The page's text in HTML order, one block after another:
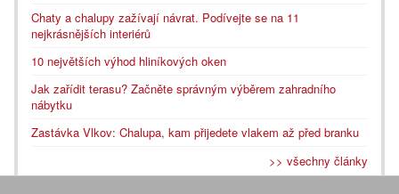
Chaty a chalupy zažívají návrat. Podívejte se na 11
nejkrásnějších interiérů
10 největších výhod hliníkových oken
Jak zařídit terasu? Začněte správným výběrem zahradního
nábytku
Zastávka Vlkov: Chalupa, kam přijedete vlakem až před branku
>> všechny články